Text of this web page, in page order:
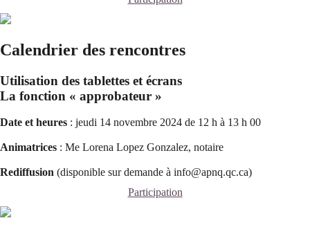
Calendrier des rencontres
Utilisation des tablettes et écrans
La fonction « approbateur »
Date et heures : jeudi 14 novembre 2024 de 12 h à 13 h 00
Animatrices : Me Lorena Lopez Gonzalez, notaire
Rediffusion (disponible sur demande à info@apnq.qc.ca)
Participation